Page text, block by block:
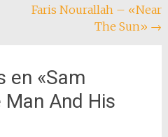
Faris Nourallah – «Near
The Sun» →
en «Sam
Man And His